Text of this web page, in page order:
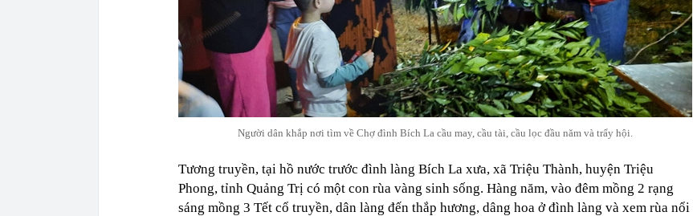
Người dân khắp nơi tìm về Chợ đình Bích La cầu may, cầu tài, cầu lọc đầu năm và trẩy hội.
Tương truyền, tại hồ nước trước đình làng Bích La xưa, xã Triệu Thành, huyện Triệu
Phong, tỉnh Quảng Trị có một con rùa vàng sinh sống. Hàng năm, vào đêm mồng 2 rạng
sáng mồng 3 Tết cổ truyền, dân làng đến thắp hương, dâng hoa ở đình làng và xem rùa nổi